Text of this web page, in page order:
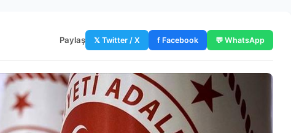
Paylaş 𝕏 Twitter / X f Facebook 💬 WhatsApp